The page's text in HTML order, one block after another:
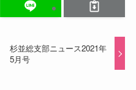
杉並総支部ニュース2021年
5月号